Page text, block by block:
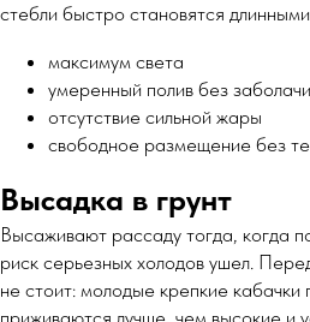
стебли быстро становятся
максимум света
умеренный полив без
отсутствие сильной жары
свободное размещение без
Высадка в грунт
Высаживают рассаду тогда, когда
риск серьезных холодов ушел.
не стоит: молодые крепкие кабачки